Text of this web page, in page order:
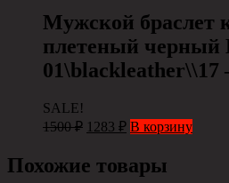
Мужской браслет
плетеный черный
01\blackleather\\17
SALE!
1500₽ 1283 ₽ В корзину
Похожие товары